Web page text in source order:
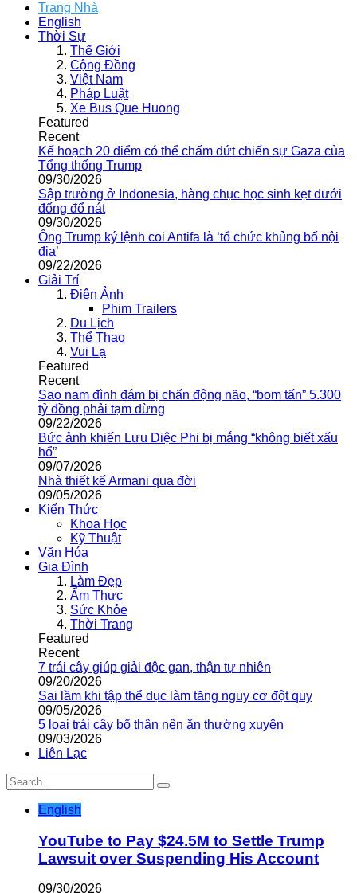
Trang Nhà
English
Thời Sự
Thế Giới
Cộng Đồng
Việt Nam
Pháp Luật
Xe Bus Que Huong
Featured
Recent
Kế hoạch 20 điểm có thể chấm dứt chiến sự Gaza của
Tổng thống Trump
09/30/2026
Sập trường ở Indonesia, hàng chục học sinh kẹt dưới
đống đổ nát
09/30/2026
Ông Trump ký lệnh coi Antifa là ‘tổ chức khủng bố nội
địa’
09/22/2026
Giải Trí
Điện Ảnh
Phim Trailers
Du Lịch
Thể Thao
Vui Lạ
Featured
Recent
Sao nam đình đám bị chấn động não, “bom tấn” 5.300
tỷ đồng phải tạm dừng
09/22/2026
Bức ảnh khiến Lưu Diệc Phi bị mắng “không biết xấu
hổ”
09/07/2026
Nhà thiết kế Armani qua đời
09/05/2026
Kiến Thức
Khoa Học
Kỹ Thuật
Văn Hóa
Gia Đình
Làm Đẹp
Ẩm Thực
Sức Khỏe
Thời Trang
Featured
Recent
7 trái cây giúp giải độc gan, thận tự nhiên
09/20/2026
Sai lầm khi tập thể dục làm tăng nguy cơ đột quỵ
09/05/2026
5 loại trái cây bổ thận nên ăn thường xuyên
09/03/2026
Liên Lạc
English
YouTube to Pay $24.5M to Settle Trump
Lawsuit over Suspending His Account
09/30/2026